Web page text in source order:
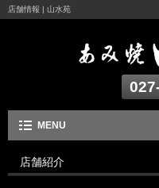
店舗情報 | 山水苑
MENU
店舗紹介